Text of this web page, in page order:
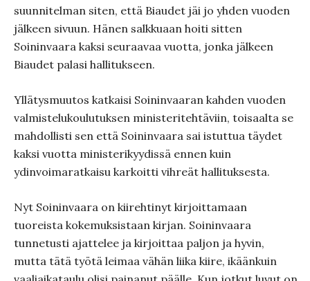
suunnitelman siten, että Biaudet jäi jo yhden vuoden
jälkeen sivuun. Hänen salkkuaan hoiti sitten
Soininvaara kaksi seuraavaa vuotta, jonka jälkeen
Biaudet palasi hallitukseen.
Yllätysmuutos katkaisi Soininvaaran kahden vuoden
valmistelukoulutuksen ministeritehtäviin, toisaalta se
mahdollisti sen että Soininvaara sai istuttua täydet
kaksi vuotta ministerikyydissä ennen kuin
ydinvoimaratkaisu karkoitti vihreät hallituksesta.
Nyt Soininvaara on kiirehtinyt kirjoittamaan
tuoreista kokemuksistaan kirjan. Soininvaara
tunnetusti ajattelee ja kirjoittaa paljon ja hyvin,
mutta tätä työtä leimaa vähän liika kiire, ikäänkuin